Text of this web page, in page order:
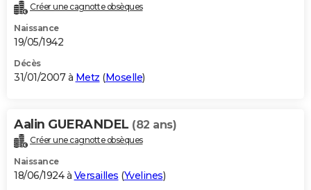
Créer une cagnotte obsèques
Naissance
19/05/1942
Décès
31/01/2007 à Metz (Moselle)
Aalin GUERANDEL (82 ans)
Créer une cagnotte obsèques
Naissance
18/06/1924 à Versailles (Yvelines)